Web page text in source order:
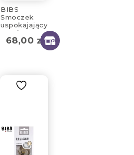
BIBS
Smoczek
uspokajający
2-pak
kauczuk
68,00 zł